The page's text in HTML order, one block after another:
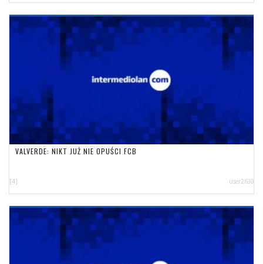
VALVERDE: NIKT JUŻ NIE OPUŚCI FCB
[4] user2630